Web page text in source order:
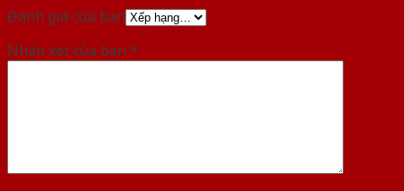
Đánh giá của bạn
Nhận xét của bạn *